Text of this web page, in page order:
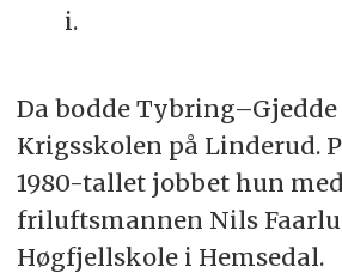
i.
Da bodde
Krigsskolen på Linderud.
1980-tallet jobbet hun med
friluftsmannen Nils
Høgfjellskole i Hemsedal.